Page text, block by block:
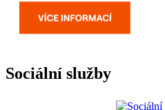
Sociální služby